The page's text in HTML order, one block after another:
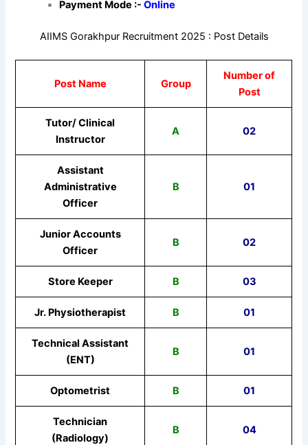
Payment Mode :-Online
AIIMS Gorakhpur Recruitment 2025 : Post Details
Post Name Group
Number of
Post
Tutor/ Clinical
Instructor
A 02
Assistant
Administrative
Officer
B 01
Junior Accounts
Officer
B 02
Store Keeper B 03
Jr. Physiotherapist B 01
Technical Assistant
(ENT)
B 01
Optometrist B 01
Technician
(Radiology)
B 04